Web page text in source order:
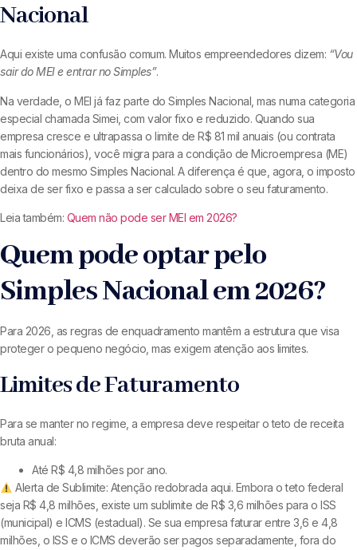
Nacional
Aqui existe uma confusão comum. Muitos empreendedores dizem: “Vou
sair do MEI e entrar no Simples”.
Na verdade, o MEI já faz parte do Simples Nacional, mas numa categoria
especial chamada Simei, com valor fixo e reduzido. Quando sua
empresa cresce e ultrapassa o limite de R$ 81 mil anuais (ou contrata
mais funcionários), você migra para a condição de Microempresa (ME)
dentro do mesmo Simples Nacional. A diferença é que, agora, o imposto
deixa de ser fixo e passa a ser calculado sobre o seu faturamento.
Leia também: Quem não pode ser MEI em 2026?
Quem pode optar pelo
Simples Nacional em 2026?
Para 2026, as regras de enquadramento mantêm a estrutura que visa
proteger o pequeno negócio, mas exigem atenção aos limites.
Limites de Faturamento
Para se manter no regime, a empresa deve respeitar o teto de receita
bruta anual:
Até R$ 4,8 milhões por ano.
Alerta de Sublimite: Atenção redobrada aqui. Embora o teto federal
seja R$ 4,8 milhões, existe um sublimite de R$ 3,6 milhões para o ISS
(municipal) e ICMS (estadual). Se sua empresa faturar entre 3,6 e 4,8
milhões, o ISS e o ICMS deverão ser pagos separadamente, fora do